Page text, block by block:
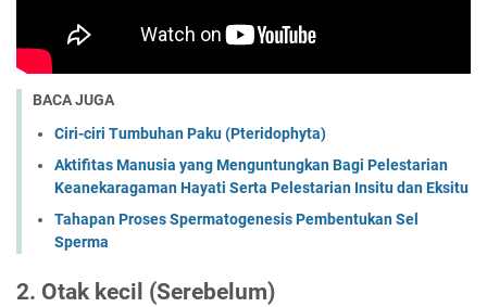
BACA JUGA
Ciri-ciri Tumbuhan Paku (Pteridophyta)
Aktifitas Manusia yang Menguntungkan Bagi Pelestarian
Keanekaragaman Hayati Serta Pelestarian Insitu dan Eksitu
Tahapan Proses Spermatogenesis Pembentukan Sel
Sperma
2. Otak kecil (Serebelum)